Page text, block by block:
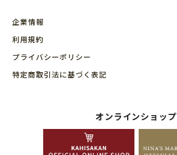
企業情報
利用規約
プライバシーポリシー
特定商取引法に基づく表記
オンラインショップ